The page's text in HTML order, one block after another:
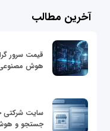
آخرین مطالب
هوش
سایت شرکتی
جستجو و